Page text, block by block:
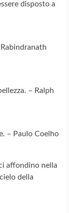
disposto a
– Ralph
– Paulo Coelho
affondino nella
della